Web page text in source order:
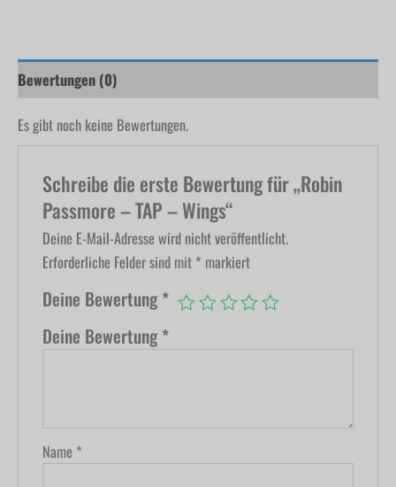
Bewertungen (0)
Es gibt noch keine Bewertungen.
Schreibe die erste Bewertung für „Robin
Passmore – TAP – Wings“
Deine E-Mail-Adresse wird nicht veröffentlicht.
Erforderliche Felder sind mit * markiert
Deine Bewertung*
Deine Bewertung*
Name *